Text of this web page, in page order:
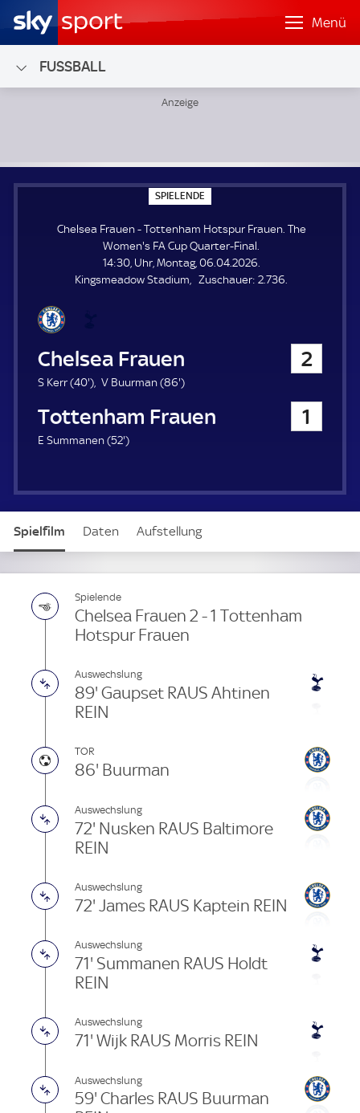
Menü
FUSSBALL
SPIELENDE
P
E
E
N
D
E
Chelsea Frauen - Tottenham Hotspur Frauen. The
Women's FA Cup Quarter-Final.
14:30, Uhr, Montag, 06.04.2026.
Kingsmeadow Stadium
Zuschauer: Z
2.736.
Chelsea Frauen 2
S Kerr (40'4
.
i
t
e
) V Buurman (86'8
.
t
e
)
Tottenham Hotspur Frauen 1
E Summanen (52'5
t
)
Spielfilm Daten Aufstellung
Spielende
Chelsea Frauen 2 - 1 Tottenham
Hotspur Frauen
Auswechslung
89' Gaupset RAUS Ahtinen
REIN
TOR
86' Buurman
Auswechslung
72' Nusken RAUS Baltimore
REIN
Auswechslung
72' James RAUS Kaptein REIN
Auswechslung
71' Summanen RAUS Holdt
REIN
Auswechslung
71' Wijk RAUS Morris REIN
Auswechslung
59' Charles RAUS Buurman